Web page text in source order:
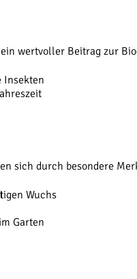
wertvoller Beitrag zur
Insekten
sich durch besondere
Wuchs
Garten